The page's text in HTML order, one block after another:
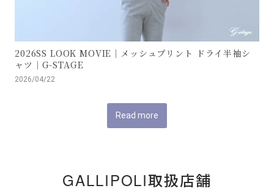
2026SS LOOK MOVIE｜メッシュプリント ドライ半袖シ
ャツ｜G-STAGE
2026/04/22
Read more
GALLIPOLI取扱店舗